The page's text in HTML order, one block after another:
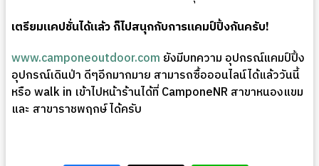
เตรียมแคปชั่นได้แล้ว ก็ไปสนุกกับการแคมป์ปิ้งกันครับ!
www.camponeoutdoor.com ยังมีบทความ อุปกรณ์แคมป์ปิ้ง
อุปกรณ์เดินป่า ดีๆอีกมากมาย สามารถซื้อออนไลน์ได้แล้ววันนี้
หรือ walk in เข้าไปหน้าร้านได้ที่ CamponeNR สาขาหนองแขม
และ สาขาราชพฤกษ์ ได้ครับ